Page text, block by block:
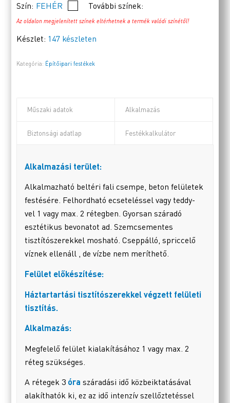
Szín: FEHÉR További színek:
Az oldalon megjelenített színek eltérhetnek a termék valódi színétől!
Készlet: 147 készleten
Kategória: Építőipari festékek
Műszaki adatok Alkalmazás
Biztonsági adatlap Festékkalkulátor
Alkalmazási terület:
Alkalmazható beltéri fali csempe, beton felületek
festésére. Felhordható ecseteléssel vagy teddy-
vel 1 vagy max. 2 rétegben. Gyorsan száradó
esztétikus bevonatot ad. Szemcsementes
tisztítószerekkel mosható. Cseppálló, spriccelő
víznek ellenáll , de vízbe nem meríthető.
Felület előkészítése:
Háztartartási tisztítószerekkel végzett felületi
tisztítás.
Alkalmazás:
Megfelelő felület kialakításához 1 vagy max. 2
réteg szükséges.
A rétegek 3 óra száradási idő közbeiktatásával
alakíthatók ki, ez az idő intenzív szellőztetéssel